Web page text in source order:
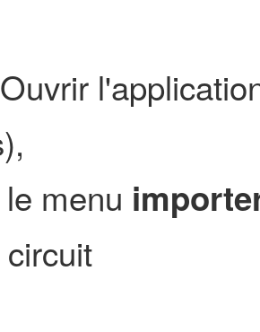
menu